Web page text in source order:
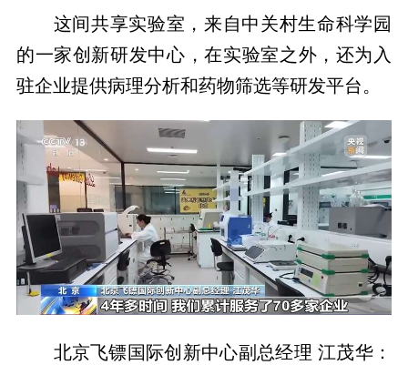
这间共享实验室，来自中关村生命科学园
的一家创新研发中心，在实验室之外，还为入
驻企业提供病理分析和药物筛选等研发平台。
北京飞镖国际创新中心副总经理 江茂华：